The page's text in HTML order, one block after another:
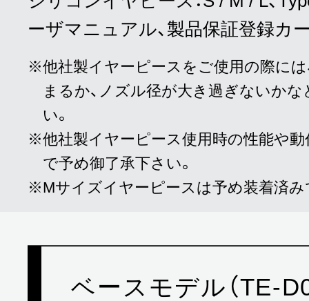
ーザマニュアル、製品保証登録カ
他社製イヤーピースをご使用の際に
まるか、ノズル径が大き過ぎないかな
い。
他社製イヤーピース使用時の性能や
で予め御了承下さい。
Mサイズイヤーピースは予め装着済み
ベースモデル（TE-